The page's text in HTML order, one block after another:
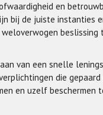
en
bij de juiste instanties
beslissing
van een snelle
die gepaard
en uzelf beschermen